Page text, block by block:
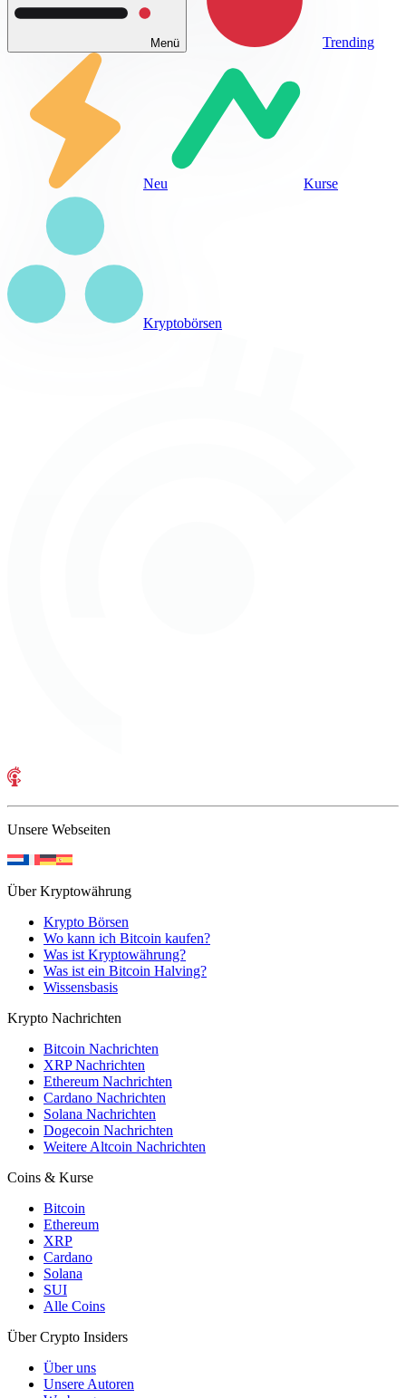
Menü Trending
Neu Kurse
Kryptobörsen
Unsere Webseiten
Über Kryptowährung
Krypto Börsen
Wo kann ich Bitcoin kaufen?
Was ist Kryptowährung?
Was ist ein Bitcoin Halving?
Wissensbasis
Krypto Nachrichten
Bitcoin Nachrichten
XRP Nachrichten
Ethereum Nachrichten
Cardano Nachrichten
Solana Nachrichten
Dogecoin Nachrichten
Weitere Altcoin Nachrichten
Coins & Kurse
Bitcoin
Ethereum
XRP
Cardano
Solana
SUI
Alle Coins
Über Crypto Insiders
Über uns
Unsere Autoren